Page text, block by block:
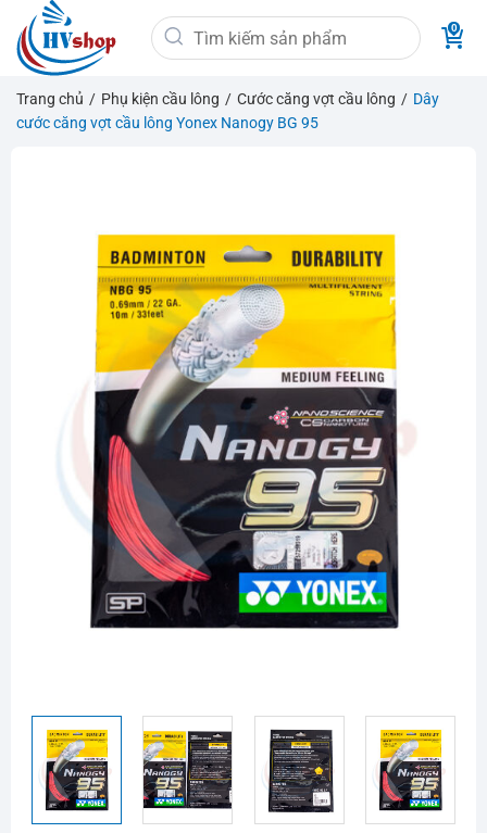
qua
nội
dung
Tìm
kiếm:
Trang chủ / Phụ kiện cầu lông / Cước căng vợt cầu lông / Dây
cước căng vợt cầu lông Yonex Nanogy BG 95